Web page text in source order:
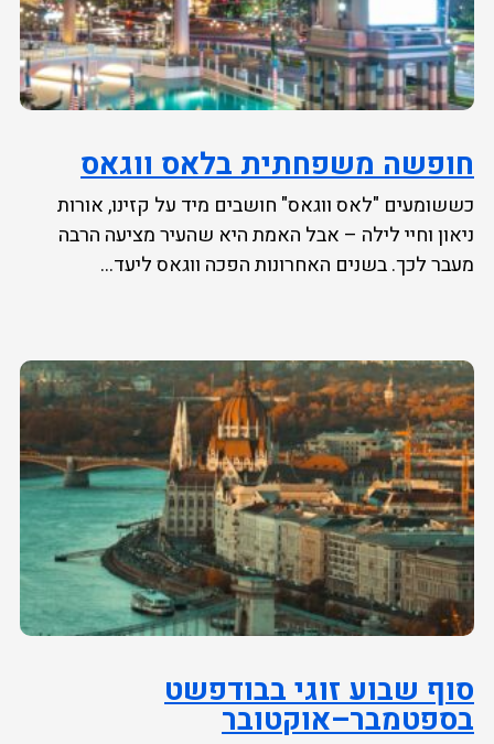
חופשה משפחתית בלאס ווגאס
כששומעים "לאס ווגאס" חושבים מיד על קזינו, אורות
ניאון וחיי לילה – אבל האמת היא שהעיר מציעה הרבה
מעבר לכך. בשנים האחרונות הפכה ווגאס ליעד...
סוף שבוע זוגי בבודפשט
בספטמבר–אוקטובר